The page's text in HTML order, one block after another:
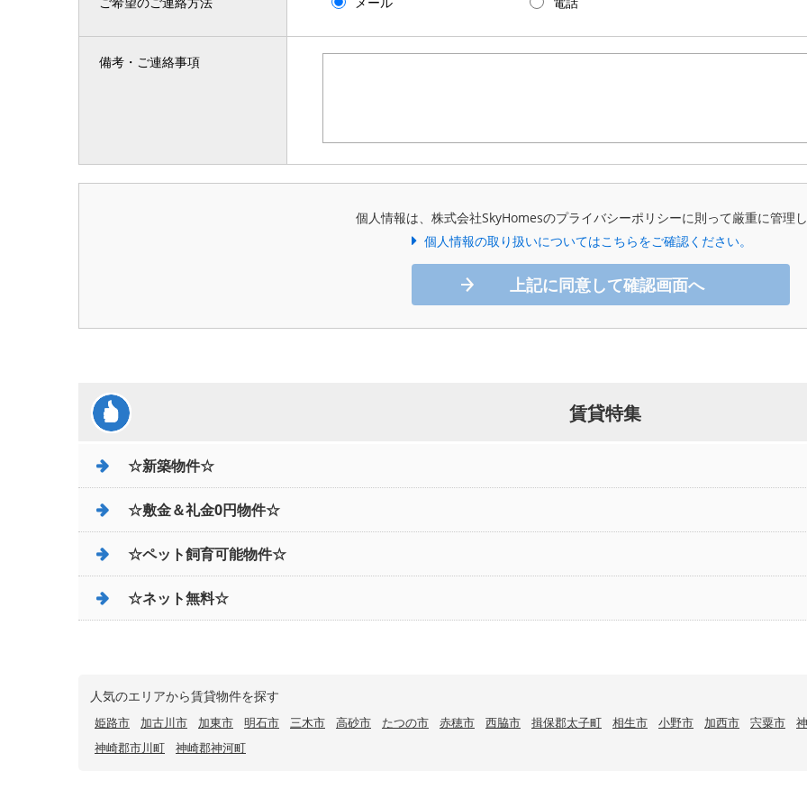
備考・ご連絡事項
個人情報は、株式会社SkyHomesのプライバシーポリシーに則って厳重に管理
個人情報の取り扱いについてはこちらをご確認ください。
上記に同意して確認画面へ
賃貸特集
☆新築物件☆
☆敷金＆礼金0円物件☆
☆ペット飼育可能物件☆
☆ネット無料☆
人気のエリアから賃貸物件を探す
姫路市 加古川市 加東市 明石市 三木市 高砂市 たつの市 赤穂市 西脇市 揖保郡太子町 相生市 小野市 加西市 宍粟市
神崎郡市川町
神崎郡神河町